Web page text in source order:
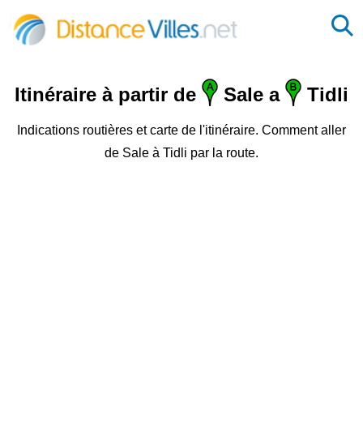
Itinéraire à partir de Sale a Tidli
Indications routières et carte de l'itinéraire. Comment aller
de Sale à Tidli par la route.